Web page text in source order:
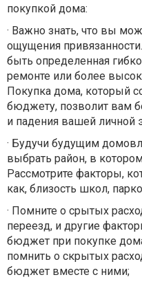
покупкой дома:
· Важно знать, что вы
ощущения
быть определенная
ремонте или более
Покупка дома, который
бюджету, позволит вам
и падения вашей личной
· Будучи будущим
выбрать район, в
Рассмотрите факторы,
как, близость школ,
· Помните о срытых
переезд, и другие
бюджет при покупке
помнить о скрытых
бюджет вместе с ними;